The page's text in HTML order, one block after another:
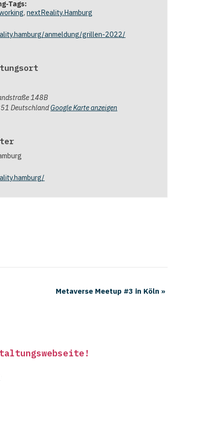
Tags:
,nextReality.Hamburg
anmeldung/grillen-2022/
148B
DeutschlandGoogle Karte anzeigen
Metaverse Meetup #3 in Köln »
!